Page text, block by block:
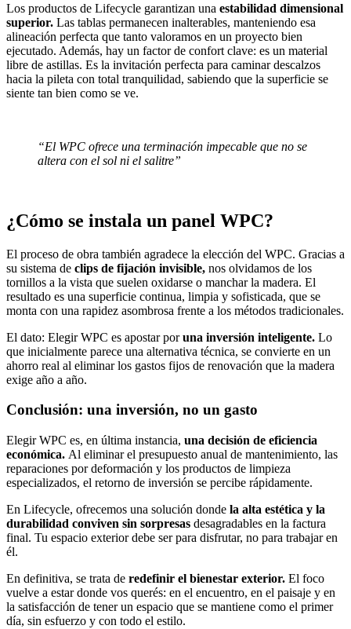
Los productos de Lifecycle garantizan una estabilidad dimensional
superior. Las tablas permanecen inalterables, manteniendo esa
alineación perfecta que tanto valoramos en un proyecto bien
ejecutado. Además, hay un factor de confort clave: es un material
libre de astillas. Es la invitación perfecta para caminar descalzos
hacia la pileta con total tranquilidad, sabiendo que la superficie se
siente tan bien como se ve.
“El WPC ofrece una terminación impecable que no se
altera con el sol ni el salitre”
¿Cómo se instala un panel WPC?
El proceso de obra también agradece la elección del WPC. Gracias a
su sistema de clips de fijación invisible, nos olvidamos de los
tornillos a la vista que suelen oxidarse o manchar la madera. El
resultado es una superficie continua, limpia y sofisticada, que se
monta con una rapidez asombrosa frente a los métodos tradicionales.
El dato: Elegir WPC es apostar poruna inversión inteligente. Lo
que inicialmente parece una alternativa técnica, se convierte en un
ahorro real al eliminar los gastos fijos de renovación que la madera
exige año a año.
Conclusión: una inversión, no un gasto
Elegir WPC es, en última instancia, una decisión de eficiencia
económica. Al eliminar el presupuesto anual de mantenimiento, las
reparaciones por deformación y los productos de limpieza
especializados, el retorno de inversión se percibe rápidamente.
En Lifecycle, ofrecemos una solución donde la alta estética y la
durabilidad conviven sin sorpresas desagradables en la factura
final. Tu espacio exterior debe ser para disfrutar, no para trabajar en
él.
En definitiva, se trata de redefinir el bienestar exterior. El foco
vuelve a estar donde vos querés: en el encuentro, en el paisaje y en
la satisfacción de tener un espacio que se mantiene como el primer
día, sin esfuerzo y con todo el estilo.